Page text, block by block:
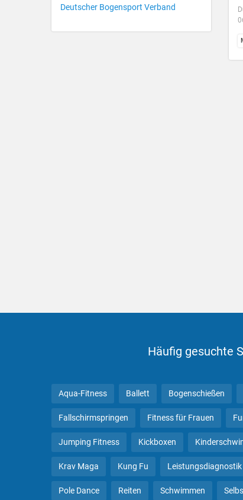
Deutscher Bogensport Verband
Häufig gesuchte
Aqua-Fitness Ballett Bogenschießen
Fallschirmspringen Fitness für Frauen
Jumping Fitness Kickboxen
Krav Maga Kung Fu Leistungsdiagnostik
Pole Dance Reiten Schwimmen